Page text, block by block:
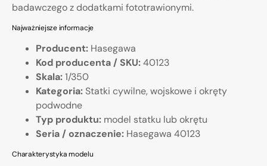
badawczego z dodatkami fototrawionymi.
Najważniejsze informacje
Producent: Hasegawa
Kod producenta / SKU:40123
Skala:1/350
Kategoria:Statki cywilne, wojskowe i okręty
podwodne
Typ produktu: model statku lub okrętu
Seria / oznaczenie: Hasegawa 40123
Charakterystyka modelu